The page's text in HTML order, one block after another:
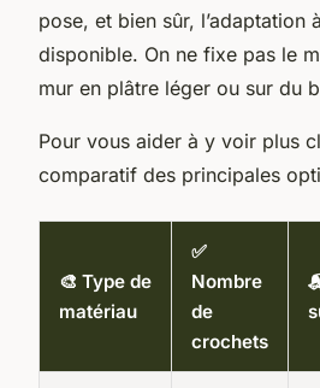
pose, et bien sûr, l’adaptation
disponible. On ne fixe pas le
mur en plâtre léger ou sur du
Pour vous aider à y voir plus
comparatif des principales
🎨 Type de
matériau
✅
Nombre
de
crochets